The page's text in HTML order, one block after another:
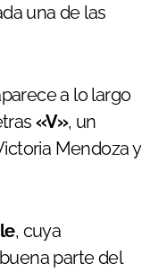
una de las
a lo largo
«V», un
Mendoza y
, cuya
parte del